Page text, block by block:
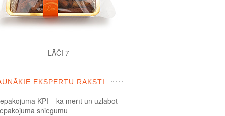
LĀČI 7
EKSPERTU RAKSTI
KPI – kā mērīt un uzlabot
sniegumu